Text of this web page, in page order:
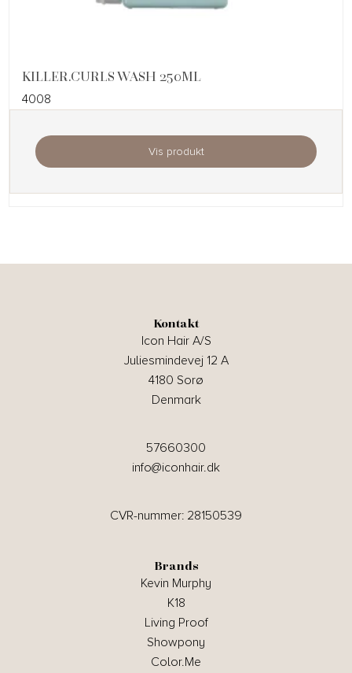
KILLER.CURLS WASH 250ML
4008
Vis produkt
Kontakt
Icon Hair A/S
Juliesmindevej 12 A
4180 Sorø
Denmark
57660300
info@iconhair.dk
CVR-nummer: 28150539
Brands
Kevin Murphy
K18
Living Proof
Showpony
Color.Me